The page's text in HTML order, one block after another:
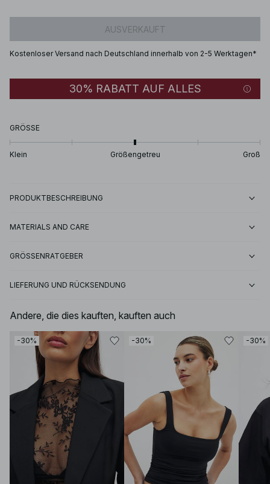
AUSVERKAUFT
Kostenloser Versand nach Deutschland innerhalb von 2-5 Werktagen*
30% RABATT AUF ALLES
GRÖSSE
Klein Größengetreu Groß
PRODUKTBESCHREIBUNG
MATERIALS AND CARE
GRÖSSENRATGEBER
LIEFERUNG UND RÜCKSENDUNG
Andere, die dies kauften, kauften auch
-30% -30% -30%